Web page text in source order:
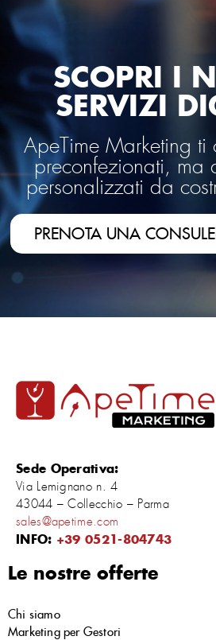
SCOPRI I
SERVIZI
ApeTime Marketing ti
preconfezionati, ma
personalizzati da
PRENOTA UNA
Sede Operativa:
Via Lemignano n. 4
43044 – Collecchio – Parma
sales@apetime.com
INFO: +39 0521-804743
Le nostre offerte
Chi siamo
Marketing per Gestori